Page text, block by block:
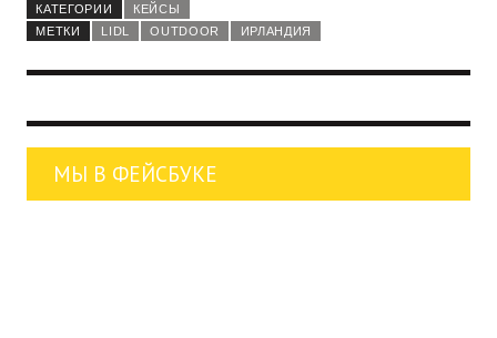
КАТЕГОРИИ
КЕЙСЫ
МЕТКИ
LIDL OUTDOOR ИРЛАНДИЯ
МЫ В ФЕЙСБУКЕ